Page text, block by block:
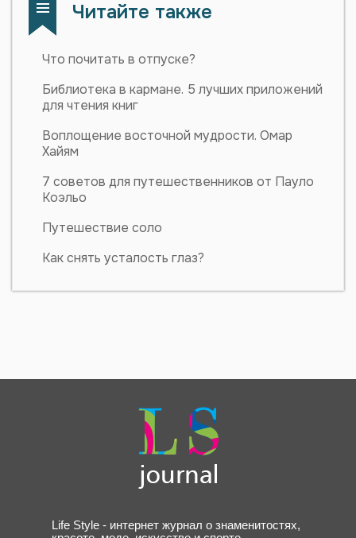
Читайте также
Что почитать в отпуске?
Библиотека в кармане. 5 лучших приложений
для чтения книг
Воплощение восточной мудрости. Омар
Хайям
7 советов для путешественников от Пауло
Коэльо
Путешествие соло
Как снять усталость глаз?
Life Style - интернет журнал о знаменитостях,